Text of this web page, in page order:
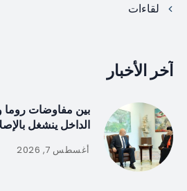
لقاءات
آخر الأخبار
بين مفاوضات روما
الداخل ينشغل
أغسطس 7, 2026